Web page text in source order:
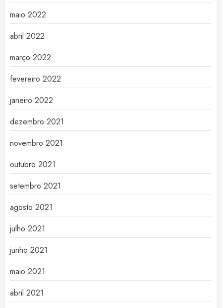
maio 2022
abril 2022
março 2022
fevereiro 2022
janeiro 2022
dezembro 2021
novembro 2021
outubro 2021
setembro 2021
agosto 2021
julho 2021
junho 2021
maio 2021
abril 2021